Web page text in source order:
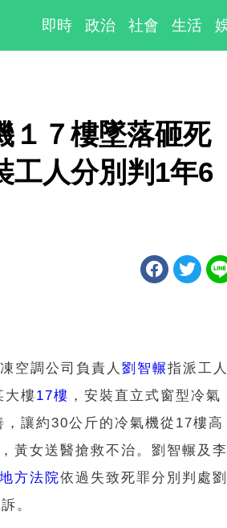
即時 政治 社會 生活
１７樓墜落砸死
人分別判1年6
空調公司負責人劉智輾指派工人
大樓17樓 ，安裝直立式窗型冷氣
讓約30公斤的冷氣機從17樓高
黃女送醫搶救不治。劉智輾及李
方法院依過失致死罪分別判處劉
。